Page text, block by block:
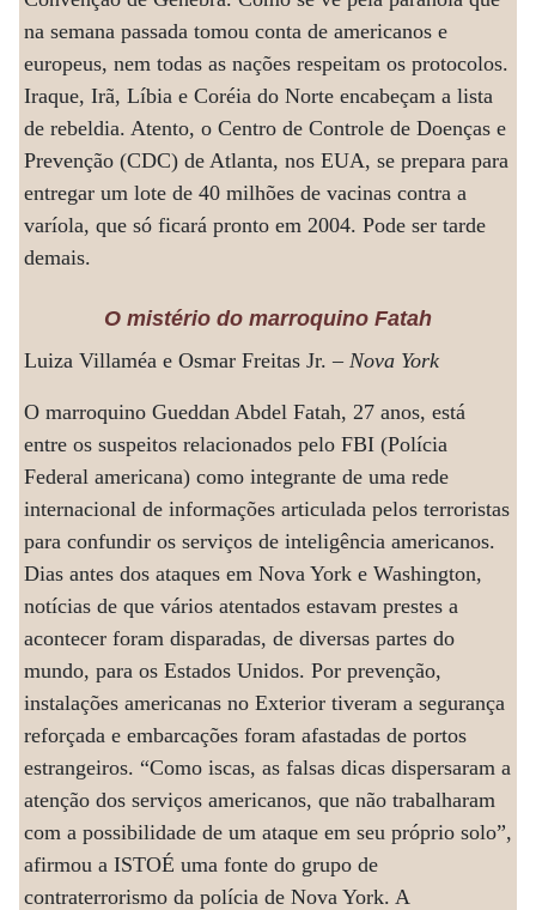
na semana passada tomou conta de americanos e
europeus, nem todas as nações respeitam os protocolos.
Iraque, Irã, Líbia e Coréia do Norte encabeçam a lista
de rebeldia. Atento, o Centro de Controle de Doenças e
Prevenção (CDC) de Atlanta, nos EUA, se prepara para
entregar um lote de 40 milhões de vacinas contra a
varíola, que só ficará pronto em 2004. Pode ser tarde
demais.
O mistério do marroquino Fatah
Luiza Villaméa e Osmar Freitas Jr. – Nova York
O marroquino Gueddan Abdel Fatah, 27 anos, está
entre os suspeitos relacionados pelo FBI (Polícia
Federal americana) como integrante de uma rede
internacional de informações articulada pelos terroristas
para confundir os serviços de inteligência americanos.
Dias antes dos ataques em Nova York e Washington,
notícias de que vários atentados estavam prestes a
acontecer foram disparadas, de diversas partes do
mundo, para os Estados Unidos. Por prevenção,
instalações americanas no Exterior tiveram a segurança
reforçada e embarcações foram afastadas de portos
estrangeiros. “Como iscas, as falsas dicas dispersaram a
atenção dos serviços americanos, que não trabalharam
com a possibilidade de um ataque em seu próprio solo”,
afirmou a ISTOÉ uma fonte do grupo de
contraterrorismo da polícia de Nova York. A